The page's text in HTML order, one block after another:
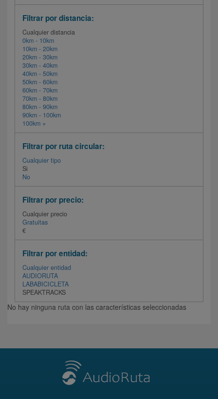
Filtrar por distancia:
Cualquier distancia
0km - 10km
10km - 20km
20km - 30km
30km - 40km
40km - 50km
50km - 60km
60km - 70km
70km - 80km
80km - 90km
90km - 100km
100km +
Filtrar por ruta circular:
Cualquier tipo
Si
No
Filtrar por precio:
Cualquier precio
Gratuitas
€
Filtrar por entidad:
Cualquier entidad
AUDIORUTA
LABABICICLETA
SPEAKTRACKS
No hay ninguna ruta con las características seleccionadas